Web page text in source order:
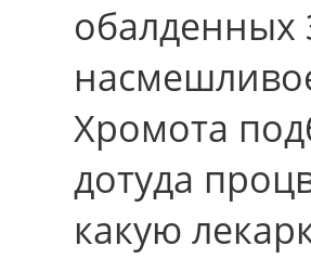
Хромота
дотуда
какую